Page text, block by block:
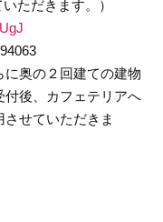
ただきます。）
奥の２回建ての建物
付後、カフェテリアへ
せていただきま